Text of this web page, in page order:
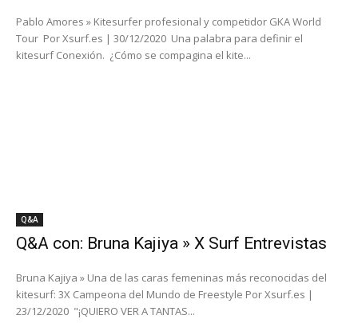
Pablo Amores » Kitesurfer profesional y competidor GKA World
Tour Por Xsurf.es | 30/12/2020 Una palabra para definir el
kitesurf Conexión. ¿Cómo se compagina el kite...
Q&A
Q&A con: Bruna Kajiya » X Surf Entrevistas
Bruna Kajiya » Una de las caras femeninas más reconocidas del
kitesurf: 3X Campeona del Mundo de Freestyle Por Xsurf.es |
23/12/2020 "¡QUIERO VER A TANTAS...